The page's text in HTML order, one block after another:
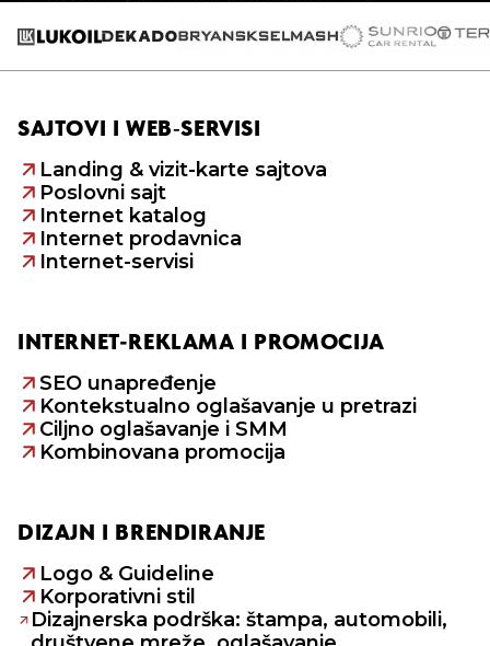
SAJTOVI I WEB‑SERVISI
Landing & vizit-karte sajtova
Poslovni sajt
Internet katalog
Internet prodavnica
Internet-servisi
INTERNET-REKLAMA I PROMOCIJA
SEO unapređenje
Kontekstualno oglašavanje u pretrazi
Ciljno oglašavanje i SMM
Kombinovana promocija
DIZAJN I BRENDIRANJE
Logo & Guideline
Korporativni stil
Dizajnerska podrška: štampa, automobili,